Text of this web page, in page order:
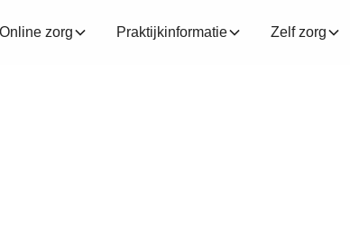
Online zorg Praktijkinformatie Zelf zorg